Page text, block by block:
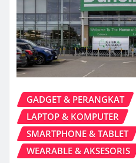
GADGET & PERANGKAT
LAPTOP & KOMPUTER
SMARTPHONE & TABLET
WEARABLE & AKSESORIS